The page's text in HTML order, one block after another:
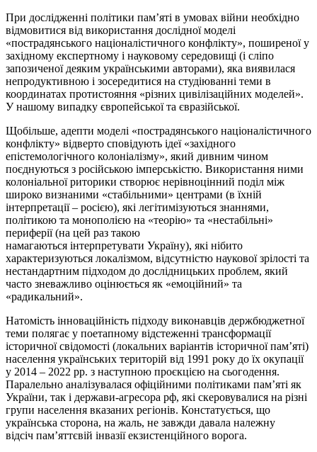
При дослідженні політики пам’яті в умовах війни необхідно
відмовитися від використання дослідної моделі
«пострадянського націоналістичного конфлікту», поширеної у
західному експертному і науковому середовищі (і сліпо
запозиченої деяким українськими авторами), яка виявилася
непродуктивною і зосередитися на студіюванні теми в
координатах протистояння «різних цивілізаційних моделей».
У нашому випадку європейської та євразійської.
Щобільше, адепти моделі «пострадянського націоналістичного
конфлікту» відверто сповідують ідеї «західного
епістемологічного колоніалізму», який дивним чином
поєднуються з російською імперськістю. Використання ними
колоніальної риторики створює нерівноцінний поділ між
широко визнаними «стабільними» центрами (в їхній
інтерпретації – росією), які легітимізуються знаннями,
політикою та монополією на «теорію» та «нестабільні»
периферії (на цей раз такою
намагаються інтерпретувати Україну), які нібито
характеризуються локалізмом, відсутністю наукової зрілості та
нестандартним підходом до дослідницьких проблем, який
часто зневажливо оцінюється як «емоційний» та
«радикальний».
Натомість інноваційність підходу виконавців держбюджетної
теми полягає у поетапному відстеженні трансформації
історичної свідомості (локальних варіантів історичної пам’яті)
населення українських територій від 1991 року до їх окупації
у 2014 – 2022 рр. з наступною проєкцією на сьогодення.
Паралельно аналізувалася офіційними політиками пам’яті як
України, так і держави-агресора рф, які скеровувалися на різні
групи населення вказаних регіонів. Констатується, що
українська сторона, на жаль, не завжди давала належну
відсіч пам’яттєвій інвазії екзистенційного ворога.